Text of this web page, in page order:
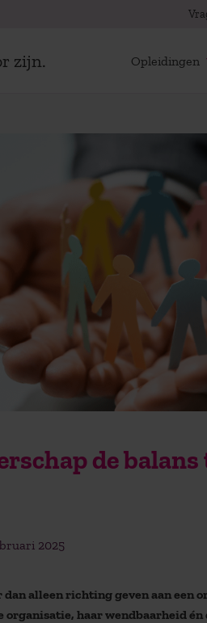
zijn. Opleidingen
de
2025
dan alleen richting geven aan een
organisatie, haar wendbaarheid